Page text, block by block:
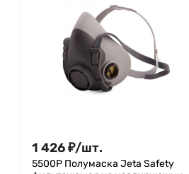
1 426₽/шт.
5500P Полумаска Jeta Safety